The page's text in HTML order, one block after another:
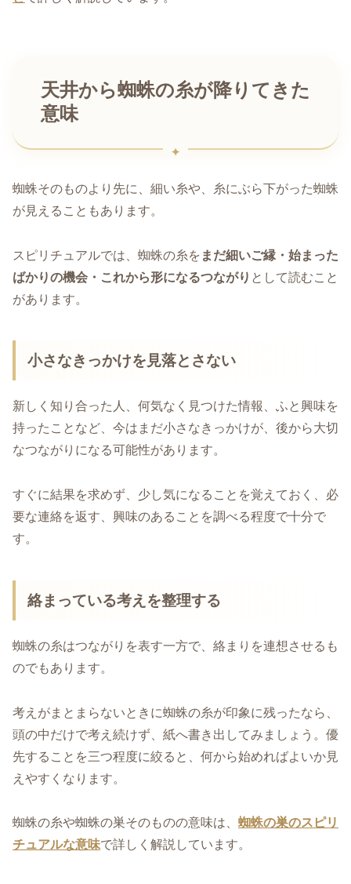
天井から蜘蛛の糸が降りてきた
意味
蜘蛛そのものより先に、細い糸や、糸にぶら下がった蜘蛛
が見えることもあります。
スピリチュアルでは、蜘蛛の糸を まだ細いご縁・始まった
ばかりの機会・これから形になるつながり として読むこと
があります。
小さなきっかけを見落とさない
新しく知り合った人、何気なく見つけた情報、ふと興味を
持ったことなど、今はまだ小さなきっかけが、後から大切
なつながりになる可能性があります。
すぐに結果を求めず、少し気になることを覚えておく、必
要な連絡を返す、興味のあることを調べる程度で十分で
す。
絡まっている考えを整理する
蜘蛛の糸はつながりを表す一方で、絡まりを連想させるも
のでもあります。
考えがまとまらないときに蜘蛛の糸が印象に残ったなら、
頭の中だけで考え続けず、紙へ書き出してみましょう。優
先することを三つ程度に絞ると、何から始めればよいか見
えやすくなります。
蜘蛛の糸や蜘蛛の巣そのものの意味は、 蜘蛛の巣のスピリ
チュアルな意味で詳しく解説しています。